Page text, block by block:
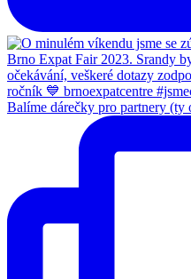
Balíme dárečky pro partnery